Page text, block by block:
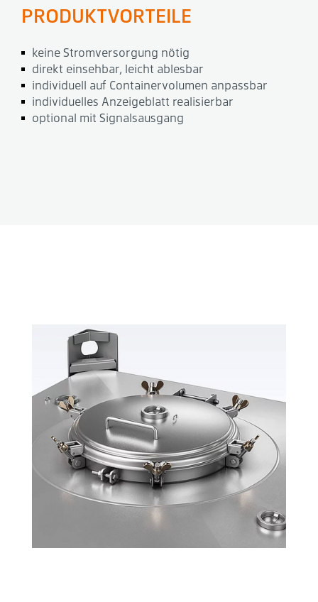
PRODUKTVORTEILE
keine Stromversorgung nötig
direkt einsehbar, leicht ablesbar
individuell auf Containervolumen anpassbar
individuelles Anzeigeblatt realisierbar
optional mit Signalsausgang